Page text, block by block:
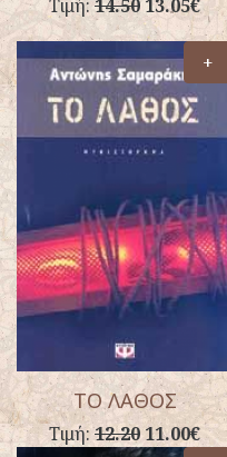
Τιμή: 14.5013.05€
+
ΤΟ ΛΑΘΟΣ
Τιμή:12.20 11.00€